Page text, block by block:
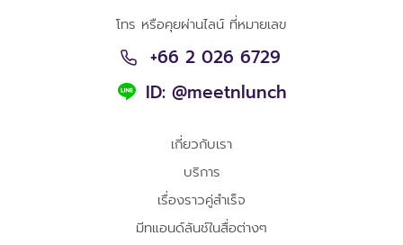
โทร หรือคุยผ่านไลน์ ที่หมายเลข
+66 2 026 6729
ID: @meetnlunch
เกี่ยวกับเรา
บริการ
เรื่องราวคู่สำเร็จ
มีทแอนด์ลันช์ในสื่อต่างๆ